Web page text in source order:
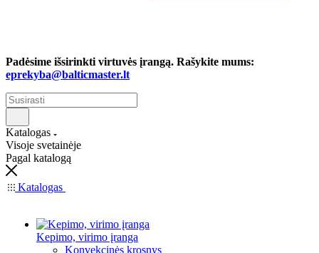
Padėsime išsirinkti virtuvės įrangą. Rašykite mums:
eprekyba@balticmaster.lt
Katalogas
Visoje svetainėje
Pagal katalogą
Katalogas
Kepimo, virimo įranga
Konvekcinės krosnys